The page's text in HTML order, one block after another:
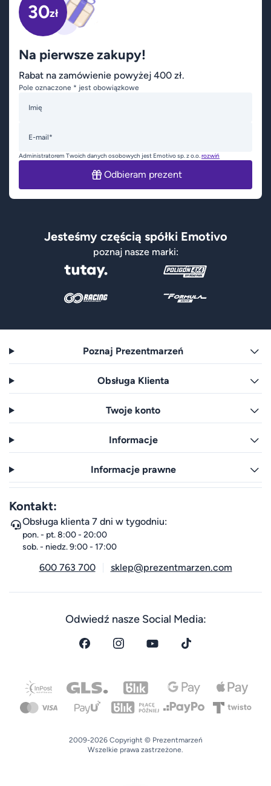
30zł
Na pierwsze zakupy!
Rabat na zamówienie powyżej 400 zł.
Pole oznaczone * jest obowiązkowe
Imię
E-mail*
Administratorem Twoich danych osobowych jest Emotivo sp. z o.o.rozwiń
Odbieram prezent
Jesteśmy częścią spółki Emotivo
poznaj nasze marki:
Poznaj Prezentmarzeń
Obsługa Klienta
Twoje konto
Informacje
Informacje prawne
Kontakt:
Obsługa klienta 7 dni w tygodniu:
pon. - pt. 8:00 - 20:00
sob. - niedz. 9:00 - 17:00
600 763 700 sklep@prezentmarzen.com
Odwiedź nasze Social Media:
2009-2026 Copyright © Prezentmarzeń
Wszelkie prawa zastrzeżone.